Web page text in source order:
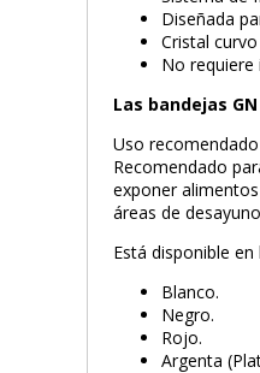
Diseñada
Cristal
No
Las bandejas
Uso recomendado
Recomendado
exponer
áreas de
Está disponible
Blanco.
Negro.
Rojo.
Argenta